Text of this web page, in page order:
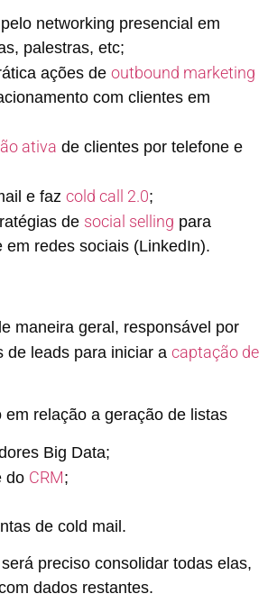
networking presencial em
palestras, etc;
ações de outbound marketing
com clientes em
ativa de clientes por telefone e
e faz cold call 2.0;
de social selling para
em redes sociais (LinkedIn).
maneira geral, responsável por
de leads para iniciar a captação de
em relação a geração de listas
Big Data;
do CRM;
de cold mail.
preciso consolidar todas elas,
dados restantes.